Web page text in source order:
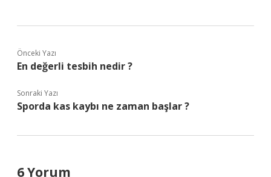
Önceki Yazı
En değerli tesbih nedir ?
Sonraki Yazı
Sporda kas kaybı ne zaman başlar ?
6 Yorum